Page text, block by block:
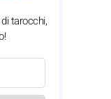
tarocchi,